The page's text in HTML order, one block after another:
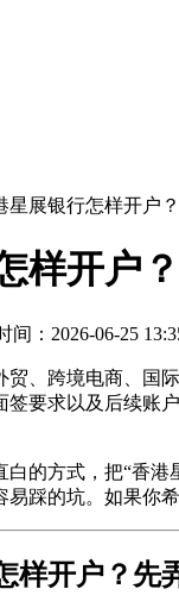
星展银行怎样开户
样开户
：2026-06-25
贸、跨境电商、国
要求以及后续账
的方式，把“香
易踩的坑。如果你
样开户？先